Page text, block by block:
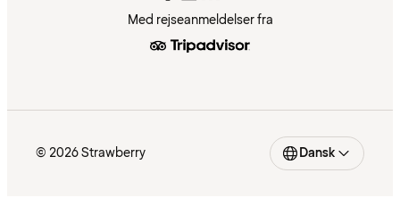
Med rejseanmeldelser fra
© 2026 Strawberry Dansk